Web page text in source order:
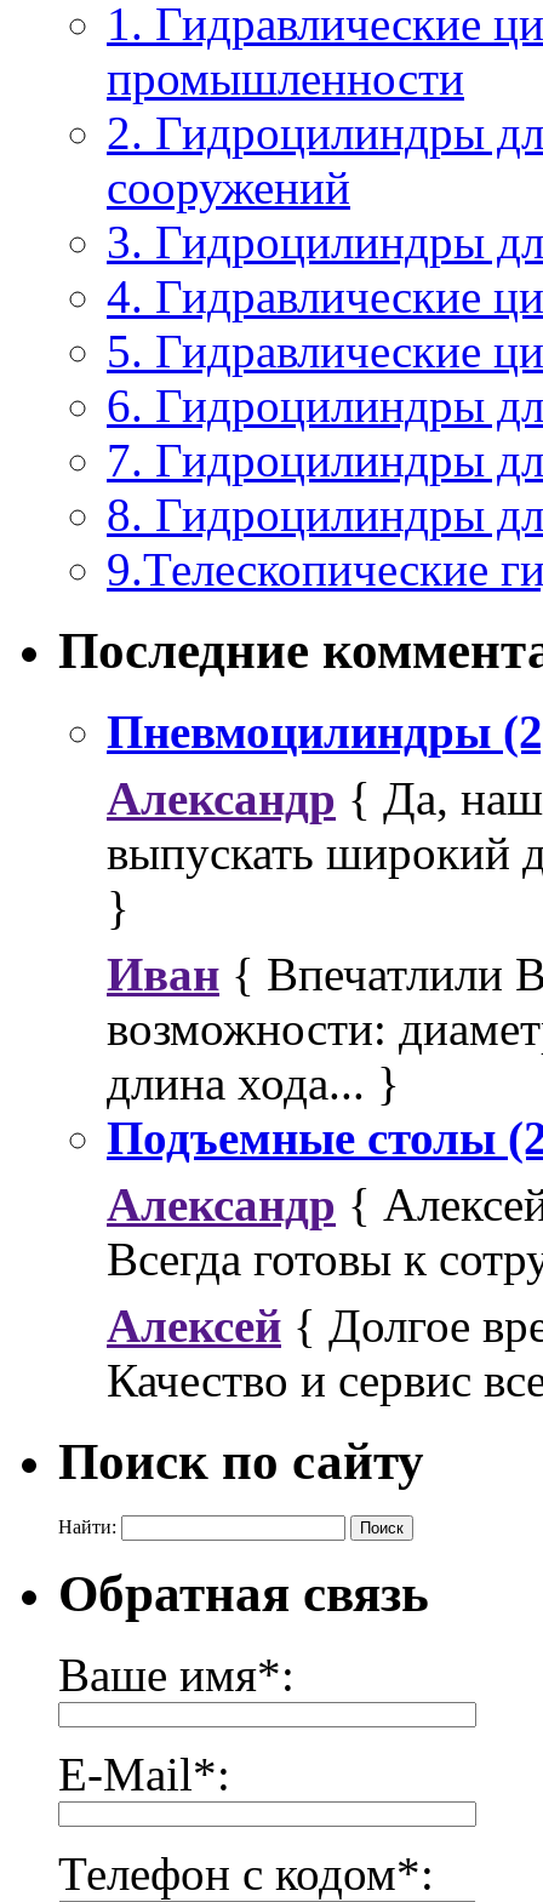
1. Гидравлические
промышленности
2. Гидроцилиндры
сооружений
3. Гидроцилиндры
4. Гидравлические
5. Гидравлические
6. Гидроцилиндры
7. Гидроцилиндры
8. Гидроцилиндры
9.Телескопические
Последние
Пневмоцилиндры
Александр { Да,
выпускать широкий
}
Иван { Впечатлили
возможности:
длина хода... }
Подъемные столы
Александр {
Всегда готовы к
Алексей { Долгое
Качество и сервис
Поиск по сайту
Найти:
Обратная связь
Ваше имя*:
E-Mail*:
Телефон с кодом*: